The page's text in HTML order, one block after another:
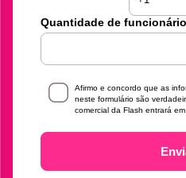
Quantidade de
Afirmo e concordo que as
neste formulário são
comercial da Flash entrará